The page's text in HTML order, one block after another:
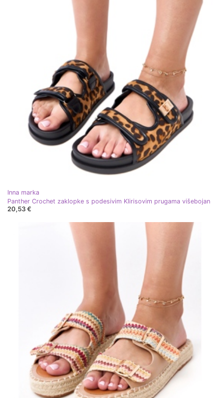
Inna marka
Panther Crochet zaklopke s podesivim Klirisovim prugama višebojan
20,53 €